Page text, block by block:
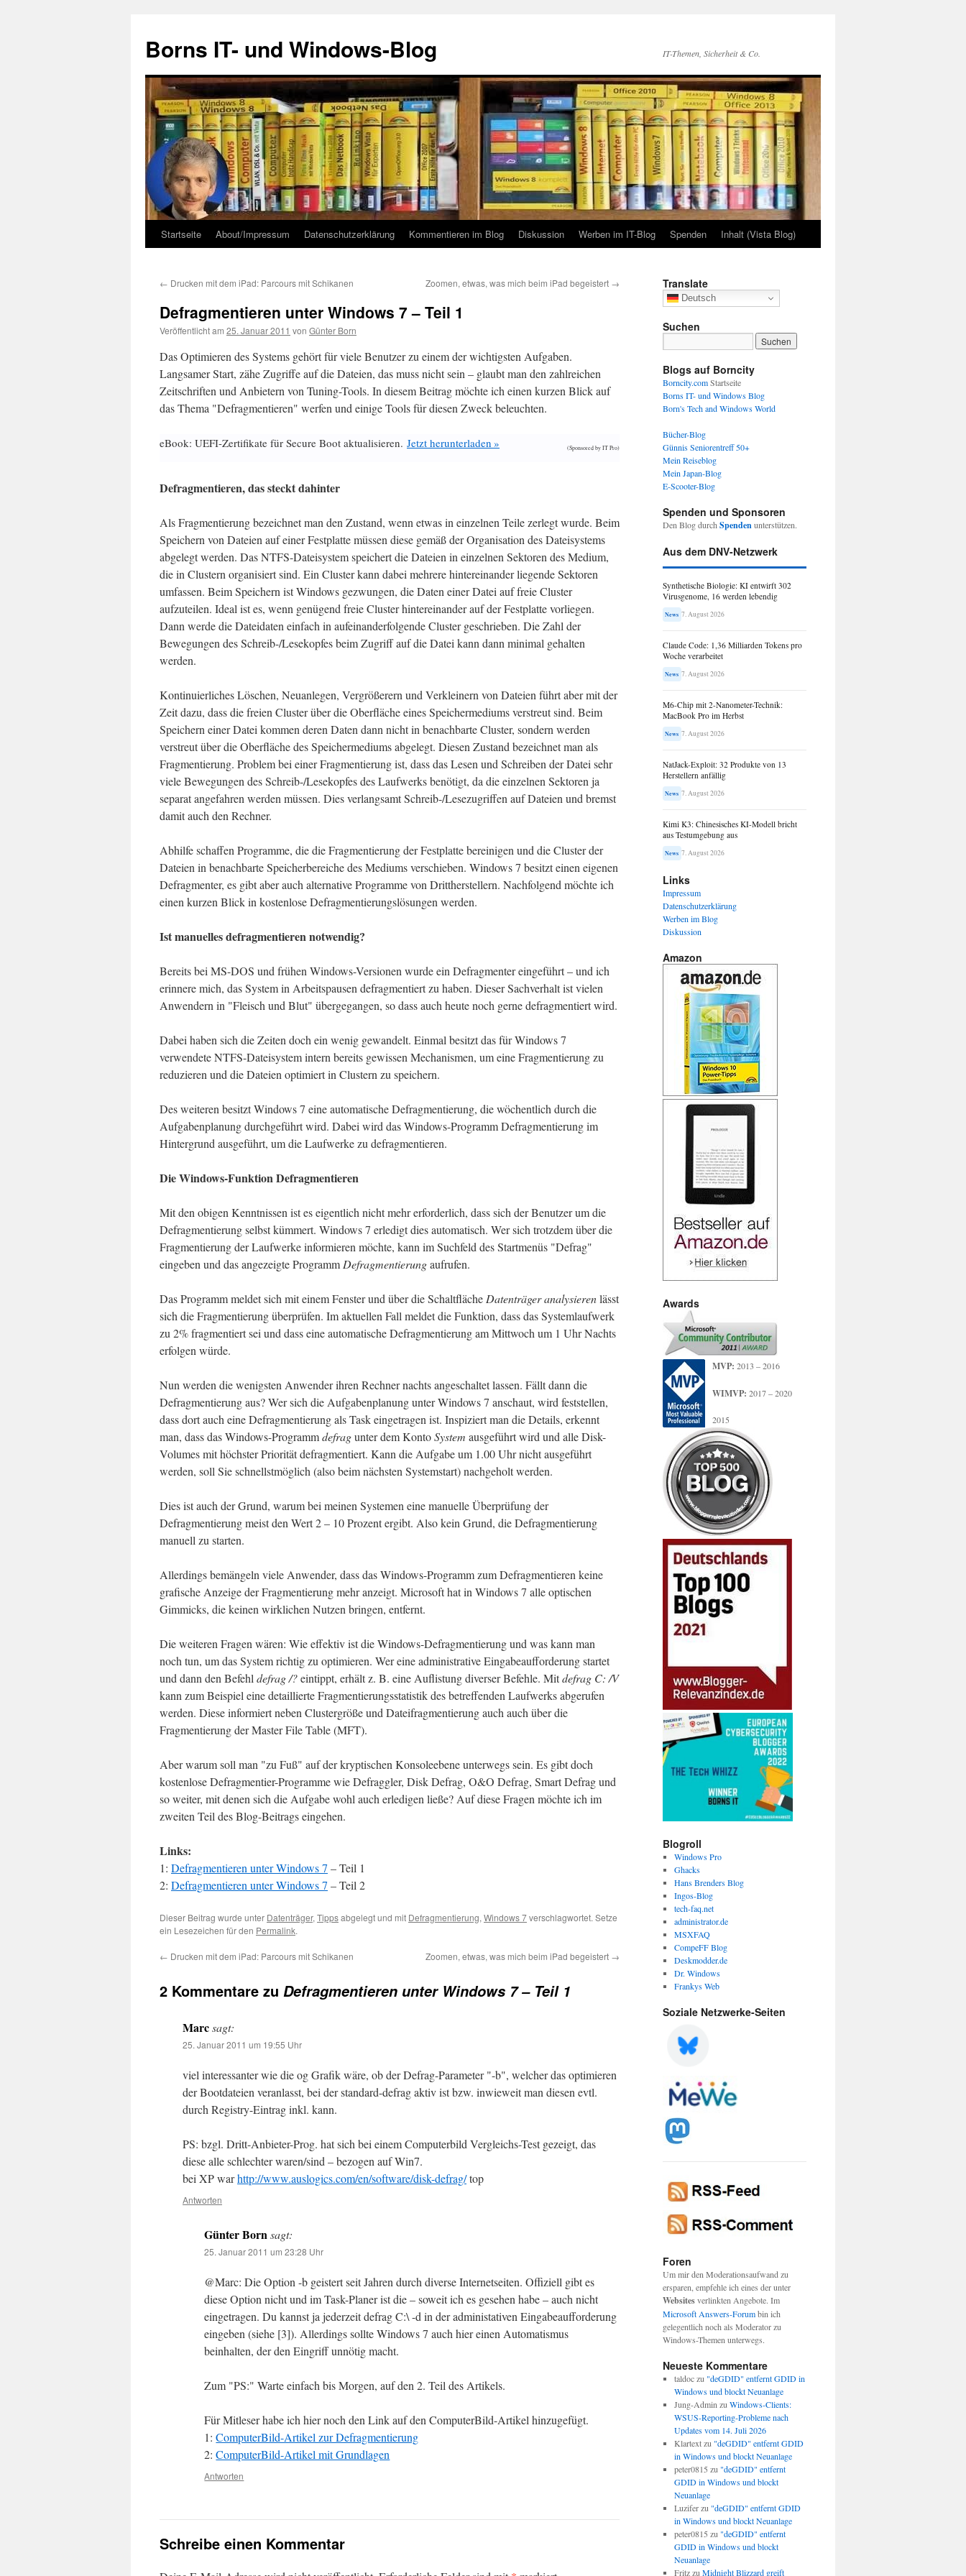
springen
Borns IT- und Windows-Blog IT-Themen, Sicherheit & Co.
Startseite About/Impressum Datenschutzerklärung Kommentieren im Blog Diskussion Werben im IT-Blog Spenden Inhalt (Vista Blog)
← Drucken mit dem iPad: Parcours mit Schikanen Zoomen, etwas, was mich beim iPad begeistert →
Defragmentieren unter Windows 7 – Teil 1
Veröffentlicht am 25. Januar 2011 von Günter Born
Das Optimieren des Systems gehört für viele Benutzer zu einem der wichtigsten Aufgaben.
Langsamer Start, zähe Zugriffe auf die Dateien, das muss nicht sein – glaubt man den zahlreichen
Zeitschriften und Anbietern von Tuning-Tools. In diesem Beitrag möchte ich einen kurzen Blick auf
das Thema "Defragmentieren" werfen und einige Tools für diesen Zweck beleuchten.
eBook: UEFI-Zertifikate für Secure Boot aktualisieren. Jetzt herunterladen » (Sponsored by IT Pro)
Defragmentieren, das steckt dahinter
Als Fragmentierung bezeichnet man den Zustand, wenn etwas in einzelnen Teile zerlegt wurde. Beim
Speichern von Dateien auf einer Festplatte müssen diese gemäß der Organisation des Dateisystems
abgelegt werden. Das NTFS-Dateisystem speichert die Dateien in einzelnen Sektoren des Medium,
die in Clustern organisiert sind. Ein Cluster kann dabei mehrere hintereinander liegende Sektoren
umfassen. Beim Speichern ist Windows gezwungen, die Daten einer Datei auf freie Cluster
aufzuteilen. Ideal ist es, wenn genügend freie Cluster hintereinander auf der Festplatte vorliegen.
Dann werde die Dateidaten einfach in aufeinanderfolgende Cluster geschrieben. Die Zahl der
Bewegungen des Schreib-/Lesekopfes beim Zugriff auf die Datei kann dann minimal gehalten
werden.
Kontinuierliches Löschen, Neuanlegen, Vergrößerern und Verkleinern von Dateien führt aber mit der
Zeit dazu, dass die freien Cluster über die Oberfläche eines Speichermediums verstreut sind. Beim
Speichern einer Datei kommen deren Daten dann nicht in benachbarte Cluster, sondern werden
verstreut über die Oberfläche des Speichermediums abgelegt. Diesen Zustand bezeichnet man als
Fragmentierung. Problem bei einer Fragmentierung ist, dass das Lesen und Schreiben der Datei sehr
viele Bewegungen des Schreib-/Lesekopfes des Laufwerks benötigt, da die einzelnen Sektoren ja
separat angefahren werden müssen. Dies verlangsamt Schreib-/Lesezugriffen auf Dateien und bremst
damit auch den Rechner.
Abhilfe schaffen Programme, die die Fragmentierung der Festplatte bereinigen und die Cluster der
Dateien in benachbarte Speicherbereiche des Mediums verschieben. Windows 7 besitzt einen eigenen
Defragmenter, es gibt aber auch alternative Programme von Drittherstellern. Nachfolgend möchte ich
einen kurzen Blick in kostenlose Defragmentierungslösungen werden.
Ist manuelles defragmentieren notwendig?
Bereits bei MS-DOS und frühen Windows-Versionen wurde ein Defragmenter eingeführt – und ich
erinnere mich, das System in Arbeitspausen defragmentiert zu haben. Dieser Sachverhalt ist vielen
Anwendern in "Fleisch und Blut" übergegangen, so dass auch heute noch gerne defragmentiert wird.
Dabei haben sich die Zeiten doch ein wenig gewandelt. Einmal besitzt das für Windows 7
verwendete NTFS-Dateisystem intern bereits gewissen Mechanismen, um eine Fragmentierung zu
reduzieren und die Dateien optimiert in Clustern zu speichern.
Des weiteren besitzt Windows 7 eine automatische Defragmentierung, die wöchentlich durch die
Aufgabenplanung durchgeführt wird. Dabei wird das Windows-Programm Defragmentierung im
Hintergrund ausgeführt, um die Laufwerke zu defragmentieren.
Die Windows-Funktion Defragmentieren
Mit den obigen Kenntnissen ist es eigentlich nicht mehr erforderlich, dass sich der Benutzer um die
Defragmentierung selbst kümmert. Windows 7 erledigt dies automatisch. Wer sich trotzdem über die
Fragmentierung der Laufwerke informieren möchte, kann im Suchfeld des Startmenüs "Defrag"
eingeben und das angezeigte Programm Defragmentierungaufrufen.
Das Programm meldet sich mit einem Fenster und über die Schaltfläche Datenträger analysierenlässt
sich die Fragmentierung überprüfen. Im aktuellen Fall meldet die Funktion, dass das Systemlaufwerk
zu 2% fragmentiert sei und dass eine automatische Defragmentierung am Mittwoch um 1 Uhr Nachts
erfolgen würde.
Nun werden die wenigsten Anwender ihren Rechner nachts angeschaltet lassen. Fällt dann die
Defragmentierung aus? Wer sich die Aufgabenplanung unter Windows 7 anschaut, wird feststellen,
dass dort auch eine Defragmentierung als Task eingetragen ist. Inspiziert man die Details, erkennt
man, dass das Windows-Programmdefragunter dem KontoSystem ausgeführt wird und alle Disk-
Volumes mit höchster Priorität defragmentiert. Kann die Aufgabe um 1.00 Uhr nicht ausgeführt
werden, soll Sie schnellstmöglich (also beim nächsten Systemstart) nachgeholt werden.
Dies ist auch der Grund, warum bei meinen Systemen eine manuelle Überprüfung der
Defragmentierung meist den Wert 2 – 10 Prozent ergibt. Also kein Grund, die Defragmentierung
manuell zu starten.
Allerdings bemängeln viele Anwender, dass das Windows-Programm zum Defragmentieren keine
grafische Anzeige der Fragmentierung mehr anzeigt. Microsoft hat in Windows 7 alle optischen
Gimmicks, die keinen wirklichen Nutzen bringen, entfernt.
Die weiteren Fragen wären: Wie effektiv ist die Windows-Defragmentierung und was kann man
noch tun, um das System richtig zu optimieren. Wer eine administrative Eingabeaufforderung startet
und dann den Befehl defrag /?eintippt, erhält z. B. eine Auflistung diverser Befehle. Mitdefrag C: /V
kann zum Beispiel eine detaillierte Fragmentierungsstatistik des betreffenden Laufwerks abgerufen
werden. Diese informiert neben Clustergröße und Dateifragmentierung auch auch über die
Fragmentierung der Master File Table (MFT).
Aber warum soll man "zu Fuß" auf der kryptischen Konsoleebene unterwegs sein. Es gibt doch
kostenlose Defragmentier-Programme wie Defraggler, Disk Defrag, O&O Defrag, Smart Defrag und
so weiter, mit denen sich die Aufgabe wohl auch erledigen ließe? Auf diese Fragen möchte ich im
zweiten Teil des Blog-Beitrags eingehen.
Links:
1: Defragmentieren unter Windows 7 – Teil 1
2: Defragmentieren unter Windows 7 – Teil 2
Dieser Beitrag wurde unter Datenträger, Tippsabgelegt und mit Defragmentierung, Windows 7verschlagwortet. Setze
ein Lesezeichen für den Permalink.
← Drucken mit dem iPad: Parcours mit Schikanen Zoomen, etwas, was mich beim iPad begeistert →
2 Kommentare zu Defragmentieren unter Windows 7 – Teil 1
Marcsagt:
25. Januar 2011 um 19:55 Uhr
viel interessanter wie die og Grafik wäre, ob der Defrag-Parameter "-b", welcher das optimieren
der Bootdateien veranlasst, bei der standard-defrag aktiv ist bzw. inwieweit man diesen evtl.
durch Registry-Eintrag inkl. kann.
PS: bzgl. Dritt-Anbieter-Prog. hat sich bei einem Computerbild Vergleichs-Test gezeigt, das
diese alle schlechter waren/sind – bezogen auf Win7.
bei XP warhttp://www.auslogics.com/en/software/disk-defrag/top
Antworten
Günter Born sagt:
25. Januar 2011 um 23:28 Uhr
@Marc: Die Option -b geistert seit Jahren durch diverse Internetseiten. Offiziell gibt es
diese Option nicht und im Task-Planer ist die – soweit ich es gesehen habe – auch nicht
eingetragen. Du kannst ja jederzeit defrag C:\ -d in der administativen Eingabeaufforderung
eingeben (siehe [3]). Allerdings sollte Windows 7 auch hier einen Automatismus
beinhalten, der den Eingriff unnötig macht.
Zum "PS:" Warte einfach bis Morgen, auf den 2. Teil des Artikels.
Für Mitleser habe ich hier noch den Link auf den ComputerBild-Artikel hinzugefügt.
1:ComputerBild-Artikel zur Defragmentierung
2:ComputerBild-Artikel mit Grundlagen
Antworten
Schreibe einen Kommentar
Translate
Deutsch
Suchen
Blogs auf Borncity
Borncity.comStartseite
Borns IT- und Windows Blog
Born's Tech and Windows World
Bücher-Blog
Günnis Seniorentreff 50+
Mein Reiseblog
Mein Japan-Blog
E-Scooter-Blog
Spenden und Sponsoren
Den Blog durch Spendenunterstützen.
Aus dem DNV-Netzwerk
Synthetische Biologie: KI entwirft 302
Virusgenome, 16 werden lebendig
News 7. August 2026
Claude Code: 1,36 Milliarden Tokens pro
Woche verarbeitet
News 7. August 2026
M6-Chip mit 2-Nanometer-Technik:
MacBook Pro im Herbst
News 7. August 2026
NatJack-Exploit: 32 Produkte von 13
Herstellern anfällig
News 7. August 2026
Kimi K3: Chinesisches KI-Modell bricht
aus Testumgebung aus
News 7. August 2026
Links
Impressum
Datenschutzerklärung
Werben im Blog
Diskussion
Amazon
Awards
MVP: 2013 – 2016
WIMVP: 2017 – 2020
2015
Blogroll
Windows Pro
Ghacks
Hans Brenders Blog
Ingos-Blog
tech-faq.net
administrator.de
MSXFAQ
CompeFF Blog
Deskmodder.de
Dr. Windows
Frankys Web
Soziale Netzwerke-Seiten
Foren
Um mir den Moderationsaufwand zu
ersparen, empfehle ich eines der unter
Websitesverlinkten Angebote. Im
Microsoft Answers-Forumbin ich
gelegentlich noch als Moderator zu
Windows-Themen unterwegs.
Neueste Kommentare
taldoczu "deGDID" entfernt GDID in
Windows und blockt Neuanlage
Jung-Admin zu Windows-Clients:
WSUS-Reporting-Probleme nach
Updates vom 14. Juli 2026
Klartextzu "deGDID" entfernt GDID
in Windows und blockt Neuanlage
peter0815 zu "deGDID" entfernt
GDID in Windows und blockt
Neuanlage
Luziferzu "deGDID" entfernt GDID
in Windows und blockt Neuanlage
peter0815 zu "deGDID" entfernt
GDID in Windows und blockt
Neuanlage
Fritzzu Midnight Blizzard greift